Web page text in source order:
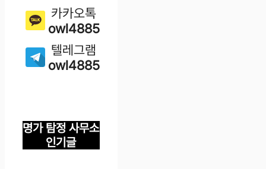
카카오톡
owl4885
텔레그램
owl4885
명가 탐정 사무소
인기글